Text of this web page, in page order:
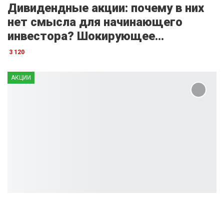
Дивидендные акции: почему в них
нет смысла для начинающего
инвестора? Шокирующее…
3 120
АКЦИИ